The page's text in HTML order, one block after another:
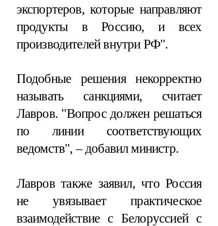
экспортеров, которые направляют
продукты в Россию, и всех
производителей внутри РФ".
Подобные решения некорректно
называть санкциями, считает
Лавров. "Вопрос должен решаться
по линии соответствующих
ведомств", – добавил министр.
Лавров также заявил, что Россия
не увязывает практическое
взаимодействие с Белоруссией с